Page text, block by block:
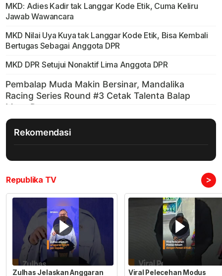
MKD: Adies Kadir tak Langgar Kode Etik, Cuma Keliru
Jawab Wawancara
MKD Nilai Uya Kuya tak Langgar Kode Etik, Bisa Kembali
Bertugas Sebagai Anggota DPR
MKD DPR Setujui Nonaktif Lima Anggota DPR
Rekomendasi
Republika TV >
Zulhas Jelaskan Anggaran
Viral Pelecehan Modus